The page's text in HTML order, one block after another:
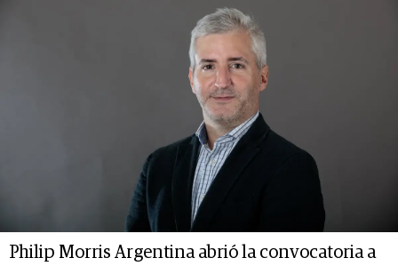
Philip Morris Argentina abrió la convocatoria a